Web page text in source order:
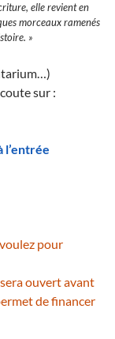
elle revient en
morceaux ramenés
»
sur :
l’entrée
pour
ouvert avant
de financer